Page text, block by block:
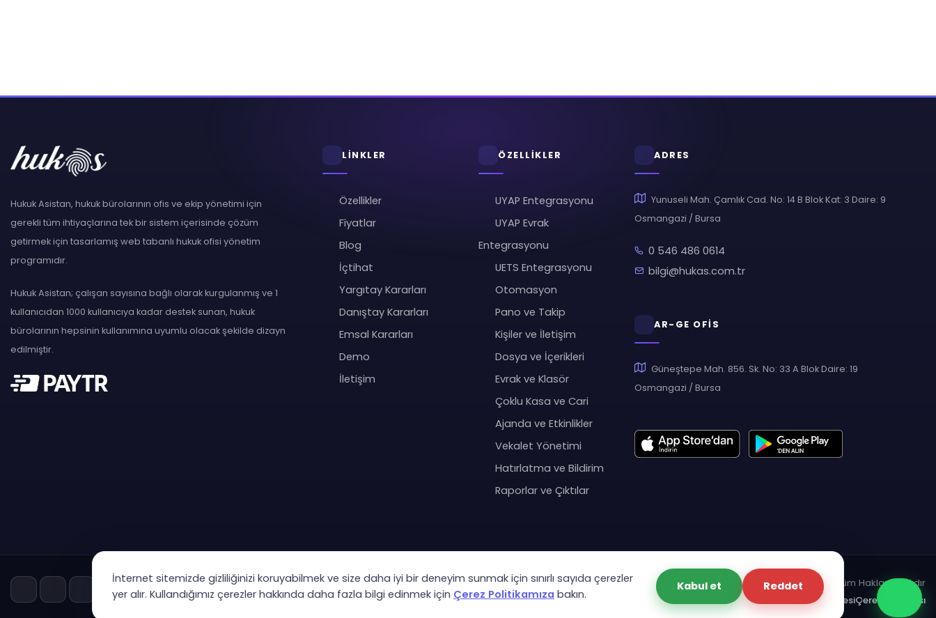
Hukuk Asistan, hukuk bürolarının ofis ve ekip yönetimi için
gerekli tüm ihtiyaçlarına tek bir sistem içerisinde çözüm
getirmek için tasarlamış web tabanlı hukuk ofisi yönetim
programıdır.
Hukuk Asistan; çalışan sayısına bağlı olarak kurgulanmış ve 1
kullanıcıdan 1000 kullanıcıya kadar destek sunan, hukuk
bürolarının hepsinin kullanımına uyumlu olacak şekilde dizayn
edilmiştir.
LİNKLER
Özellikler
Fiyatlar
Blog
İçtihat
Yargıtay Kararları
Danıştay Kararları
Emsal Kararları
Demo
İletişim
ÖZELLİKLER
UYAP Entegrasyonu
UYAP Evrak
Entegrasyonu
UETS Entegrasyonu
Otomasyon
Pano ve Takip
Kişiler ve İletişim
Dosya ve İçerikleri
Evrak ve Klasör
Çoklu Kasa ve Cari
Ajanda ve Etkinlikler
Vekalet Yönetimi
Hatırlatma ve Bildirim
Raporlar ve Çıktılar
ADRES
Yunuseli Mah. Çamlık Cad. No: 14 B Blok Kat: 3 Daire: 9
Osmangazi / Bursa
0 546 486 0614
bilgi@hukas.com.tr
AR-GE OFİS
Güneştepe Mah. 856. Sk. No: 33 A Blok Daire: 19
Osmangazi / Bursa
Copyright © 2007 - 2026 Hukas | Hukuk Asistan • Tüm Hakları Saklıdır
KVK Aydınlatma Metni
Gizlilik Politikası Güvenlik SözleşmesiÇerez Politikası
İnternet sitemizde gizliliğinizi koruyabilmek ve size daha iyi bir deneyim sunmak için sınırlı sayıda çerezler
yer alır. Kullandığımız çerezler hakkında daha fazla bilgi edinmek için Çerez Politikamıza bakın.
Kabul et Reddet